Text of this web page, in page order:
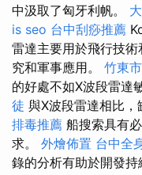
中汲取了匈牙利帆。
is seo 台中刮痧推薦
雷達主要用於飛行技
究和軍事應用。 竹東
的好處不如X波段雷達
徒 與X波段雷達相比，
排毒推薦 船搜索具有
求。 外燴佈置 台中全
錄的分析有助於開發持